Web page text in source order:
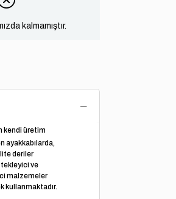
kalmamıştır.
kendi üretim
ayakkabılarda,
deriler
ve
malzemeler
kullanmaktadır.